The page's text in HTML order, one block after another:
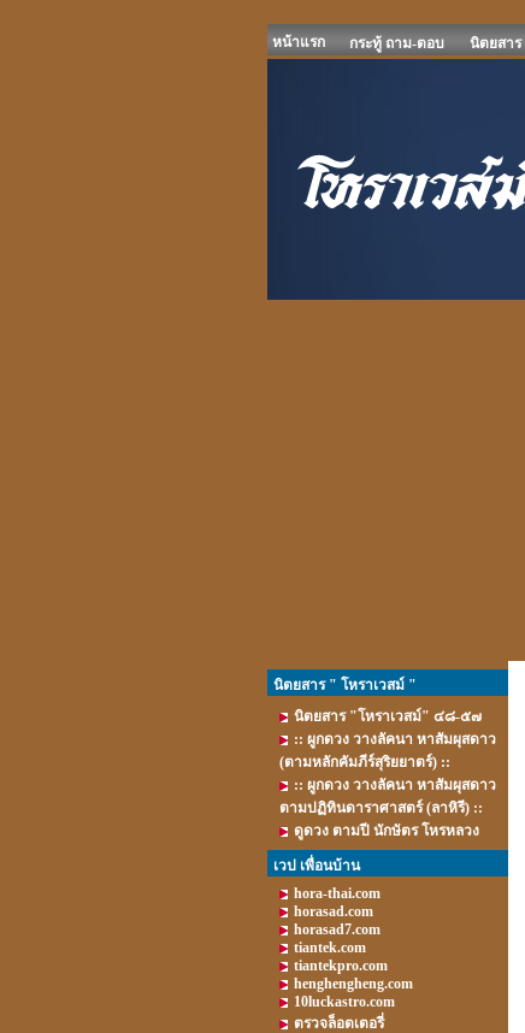
หน้าแรก กระทู้ ถาม-ตอบ นิตยสาร
นิตยสาร " โหราเวสม์ "
นิตยสาร "โหราเวสม์" ๔๘-๕๗
:: ผูกดวง วางลัคนา หาสัมผุสดาว
(ตามหลักคัมภีร์สุริยยาตร์) ::
:: ผูกดวง วางลัคนา หาสัมผุสดาว
ตามปฏิทินดาราศาสตร์ (ลาหิรี) ::
ดูดวง ตามปี นักษัตร โหรหลวง
เวป เพื่อนบ้าน
hora-thai.com
horasad.com
horasad7.com
tiantek.com
tiantekpro.com
henghengheng.com
10luckastro.com
ตรวจล็อตเตอรี่